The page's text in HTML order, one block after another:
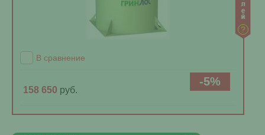
?
В сравнение
158 650 руб.
-5%